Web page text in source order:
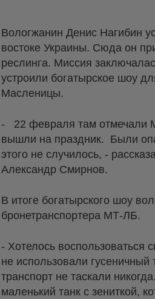
Вологжанин Денис Нагибин
востоке Украины. Сюда он
реслинга. Миссия
устроили богатырское шоу
Масленицы.
- 22 февраля там отмечали
вышли на праздник. Были
этого не случилось, -
Александр Смирнов.
В итоге богатырского шоу
бронетранспортера МТ-ЛБ.
- Хотелось
не использовали
транспорт не таскали
маленький танк с зениткой,